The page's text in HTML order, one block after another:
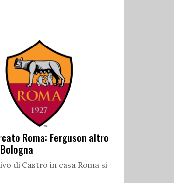
Roma: Ferguson altro
di Castro in casa Roma si